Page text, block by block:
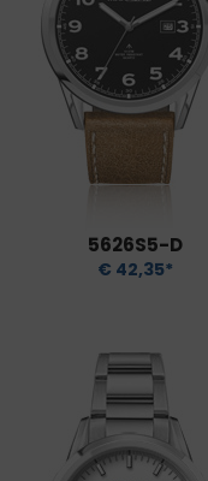
5626S5-D
€ 42,35*